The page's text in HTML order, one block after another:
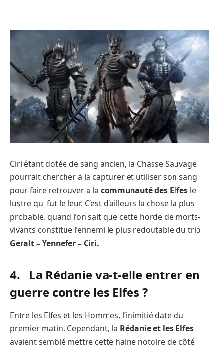
Ciri étant dotée de sang ancien, la Chasse Sauvage
pourrait chercher à la capturer et utiliser son sang
pour faire retrouver à la communauté des Elfes le
lustre qui fut le leur. C’est d’ailleurs la chose la plus
probable, quand l’on sait que cette horde de morts-
vivants constitue l’ennemi le plus redoutable du trio
Geralt – Yennefer – Ciri.
4. La Rédanie va-t-elle entrer en
guerre contre les Elfes ?
Entre les Elfes et les Hommes, l’inimitié date du
premier matin. Cependant, la Rédanie et les Elfes
avaient semblé mettre cette haine notoire de côté